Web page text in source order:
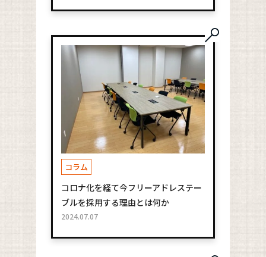
コラム
コロナ化を経て今フリーアドレステー
ブルを採用する理由とは何か
2024.07.07